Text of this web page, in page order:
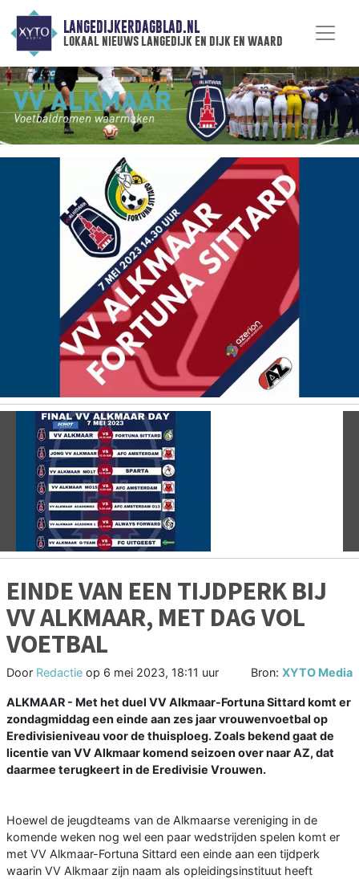
LANGEDIJKERDAGBLAD.NL
lokaal nieuws langedijk en dijk en waard
Vorige
EINDE VAN EEN TIJDPERK BIJ
VV ALKMAAR, MET DAG VOL
VOETBAL
Door Redactie op 6 mei 2023, 18:11 uur Bron: XYTO Media
ALKMAAR - Met het duel VV Alkmaar-Fortuna Sittard komt er
zondagmiddag een einde aan zes jaar vrouwenvoetbal op
Eredivisieniveau voor de thuisploeg. Zoals bekend gaat de
licentie van VV Alkmaar komend seizoen over naar AZ, dat
daarmee terugkeert in de Eredivisie Vrouwen.
Hoewel de jeugdteams van de Alkmaarse vereniging in de
komende weken nog wel een paar wedstrijden spelen komt er
met VV Alkmaar-Fortuna Sittard een einde aan een tijdperk
waarin VV Alkmaar zijn naam als opleidingsinstituut heeft